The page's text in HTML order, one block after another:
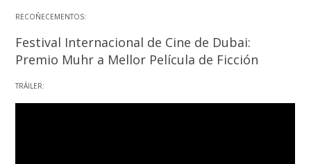
RECOÑECEMENTOS:
Festival Internacional de Cine de Dubai:
Premio Muhr a Mellor Película de Ficción
TRÁILER: